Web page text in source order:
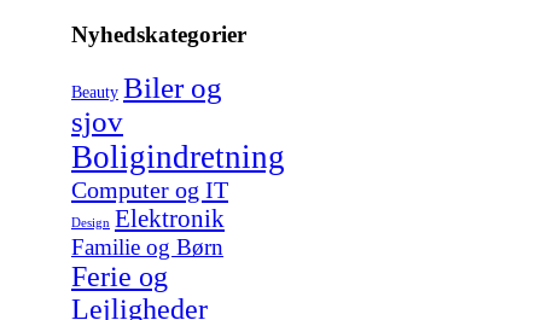
Nyhedskategorier
Beauty Biler og
sjov
Boligindretning
Computer og IT
Design Elektronik
Familie og Børn
Ferie og
Lejligheder